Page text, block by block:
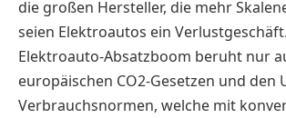
die großen Hersteller, die mehr
seien Elektroautos ein
Elektroauto-Absatzboom beruht nur
europäischen CO2-Gesetzen und den
Verbrauchsnormen, welche mit